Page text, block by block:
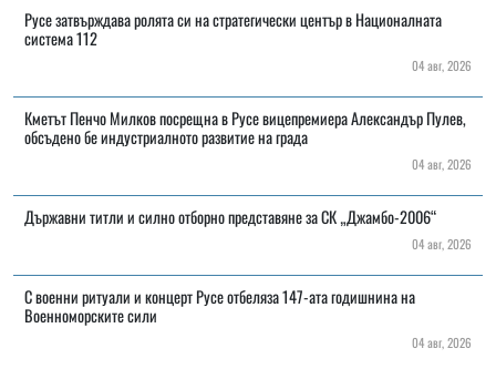
Русе затвърждава ролята си на стратегически център в Националната
система 112
04 авг, 2026
Кметът Пенчо Милков посрещна в Русе вицепремиера Александър Пулев,
обсъдено бе индустриалното развитие на града
04 авг, 2026
Държавни титли и силно отборно представяне за СК „Джамбо-2006“
04 авг, 2026
С военни ритуали и концерт Русе отбеляза 147-ата годишнина на
Военноморските сили
04 авг, 2026